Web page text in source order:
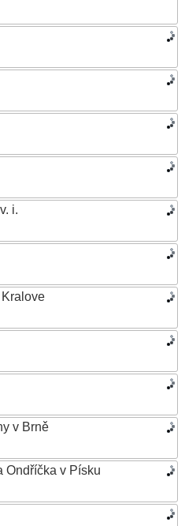
i.
v Brně
Ondříčka v Písku